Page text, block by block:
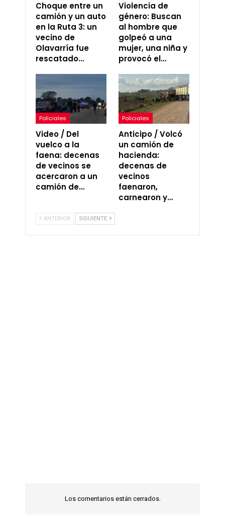
Choque entre un
camión y un auto
en la Ruta 3: un
vecino de
Olavarría fue
rescatado…
Violencia de
género: Buscan
al hombre que
golpeó a una
mujer, una niña y
provocó el…
Policiales
Video / Del
vuelco a la
faena: decenas
de vecinos se
acercaron a un
camión de…
Policiales
Anticipo / Volcó
un camión de
hacienda:
decenas de
vecinos
faenaron,
carnearon y…
ANTERIOR SIGUIENTE
Los comentarios están cerrados.